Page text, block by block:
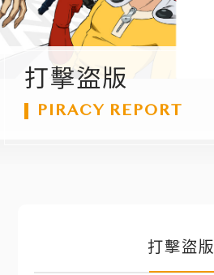
打擊盜版
PIRACY REPORT
打擊盜版